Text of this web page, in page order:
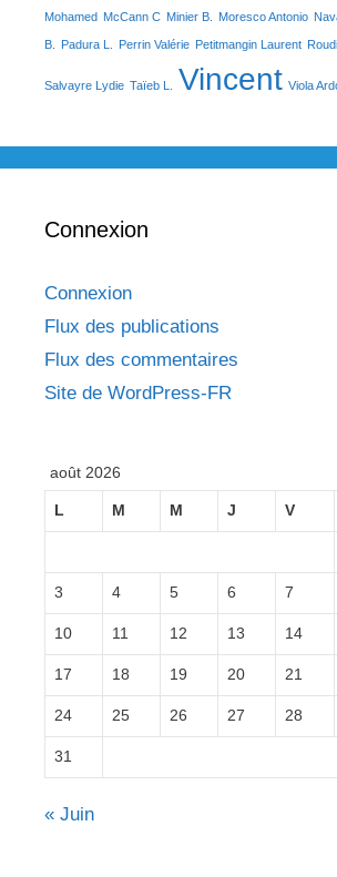
Mohamed McCann C Minier B. Moresco Antonio
B. Padura L. Perrin Valérie Petitmangin Laurent
Salvayre Lydie Taïeb L. Vincent Viola
Connexion
Connexion
Flux des publications
Flux des commentaires
Site de WordPress-FR
août 2026
L M M J V
3 4 5 6 7
10 11 12 13 14
17 18 19 20 21
24 25 26 27 28
31
« Juin